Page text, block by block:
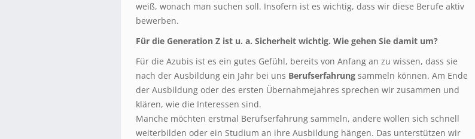
weiß, wonach man suchen soll. Insofern ist es wichtig, dass wir diese Berufe aktiv
bewerben.
Für die Generation Z ist u. a. Sicherheit wichtig. Wie gehen Sie damit um?
Für die Azubis ist es ein gutes Gefühl, bereits von Anfang an zu wissen, dass sie
nach der Ausbildung ein Jahr bei uns Berufserfahrung sammeln können. Am Ende
der Ausbildung oder des ersten Übernahmejahres sprechen wir zusammen und
klären, wie die Interessen sind.
Manche möchten erstmal Berufserfahrung sammeln, andere wollen sich schnell
weiterbilden oder ein Studium an ihre Ausbildung hängen. Das unterstützen wir